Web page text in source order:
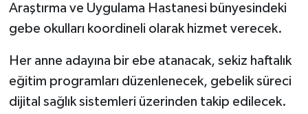
Araştırma ve Uygulama Hastanesi bünyesindeki
gebe okulları koordineli olarak hizmet verecek.
Her anne adayına bir ebe atanacak, sekiz haftalık
eğitim programları düzenlenecek, gebelik süreci
dijital sağlık sistemleri üzerinden takip edilecek.